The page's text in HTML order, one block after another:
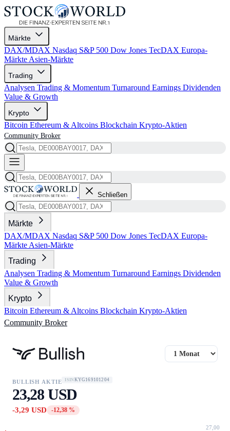
Märkte
DAX/MDAX Nasdaq S&P 500 Dow Jones TecDAX Europa-
Märkte Asien-Märkte
Trading
Analysen Trading & Momentum Turnaround Earnings Dividenden
Value & Growth
Krypto
Bitcoin Ethereum & Altcoins Blockchain Krypto-Aktien
Community Broker
Schließen
Märkte
DAX/MDAX Nasdaq S&P 500 Dow Jones TecDAX Europa-
Märkte Asien-Märkte
Trading
Analysen Trading & Momentum Turnaround Earnings Dividenden
Value & Growth
Krypto
Bitcoin Ethereum & Altcoins Blockchain Krypto-Aktien
Community Broker
BULLISH AKTIE ISIN KYG169101204
23,28 USD
-3,29 USD -12,38 %
27,00